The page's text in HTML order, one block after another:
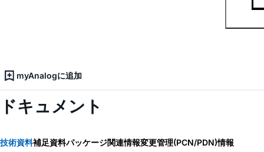
myAnalogに追加
ドキュメント
技術資料補足資料パッケージ関連情報変更管理(PCN/PDN)情報